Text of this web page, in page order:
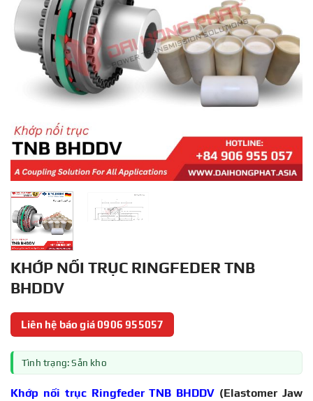
KHỚP NỐI TRỤC RINGFEDER TNB
BHDDV
Liên hệ báo giá 0906 955057
Tình trạng: Sẵn kho
Khớp nối trục Ringfeder TNB BHDDV (Elastomer Jaw